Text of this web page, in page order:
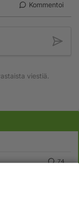
Kommentoi
viestiä.
74